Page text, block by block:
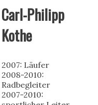
Carl-Philipp
Kothe
2007: Läufer
2008-2010:
Radbegleiter
2007-2010: